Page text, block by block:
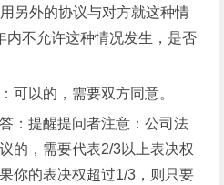
另外的协议与对方就这种情
内不允许这种情况发生，是否
可以的，需要双方同意。
：提醒提问者注意：公司法
的，需要代表2/3以上表决权
你的表决权超过1/3，则只要